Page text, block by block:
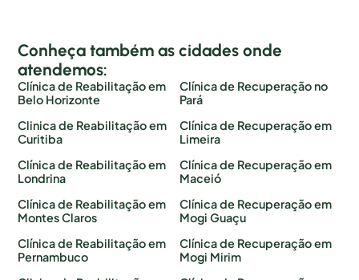
Conheça também as cidades onde
atendemos:
Clínica de Reabilitação em
Belo Horizonte
Clinica de Reabilitação em
Curitiba
Clínica de Reabilitação em
Londrina
Clínica de Reabilitação em
Montes Claros
Clínica de Reabilitação em
Pernambuco
Clínica de Recuperação no
Pará
Clínica de Recuperação em
Limeira
Clínica de Recuperação em
Maceió
Clínica de Recuperação em
Mogi Guaçu
Clínica de Recuperação em
Mogi Mirim